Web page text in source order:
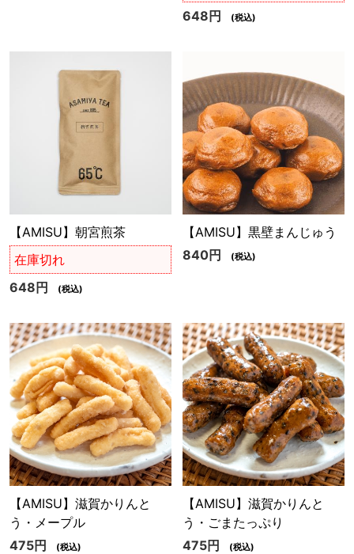
648円
(税込)
【AMISU】朝宮煎茶
在庫切れ
648円
(税込)
【AMISU】黒壁まんじゅう
840円
(税込)
【AMISU】滋賀かりんと
う・メープル
475円
(税込)
【AMISU】滋賀かりんと
う・ごまたっぷり
475円
(税込)